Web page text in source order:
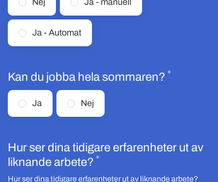
Nej Ja - manuell
Ja - Automat
Kan du jobba hela sommaren? *
Ja Nej
Hur ser dina tidigare erfarenheter ut av
liknande arbete? *Obligatoriskt
Hur ser dina tidigare erfarenheter ut av liknande arbete?